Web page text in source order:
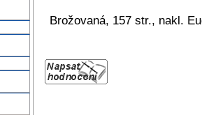
Brožovaná, 157 str., nakl.